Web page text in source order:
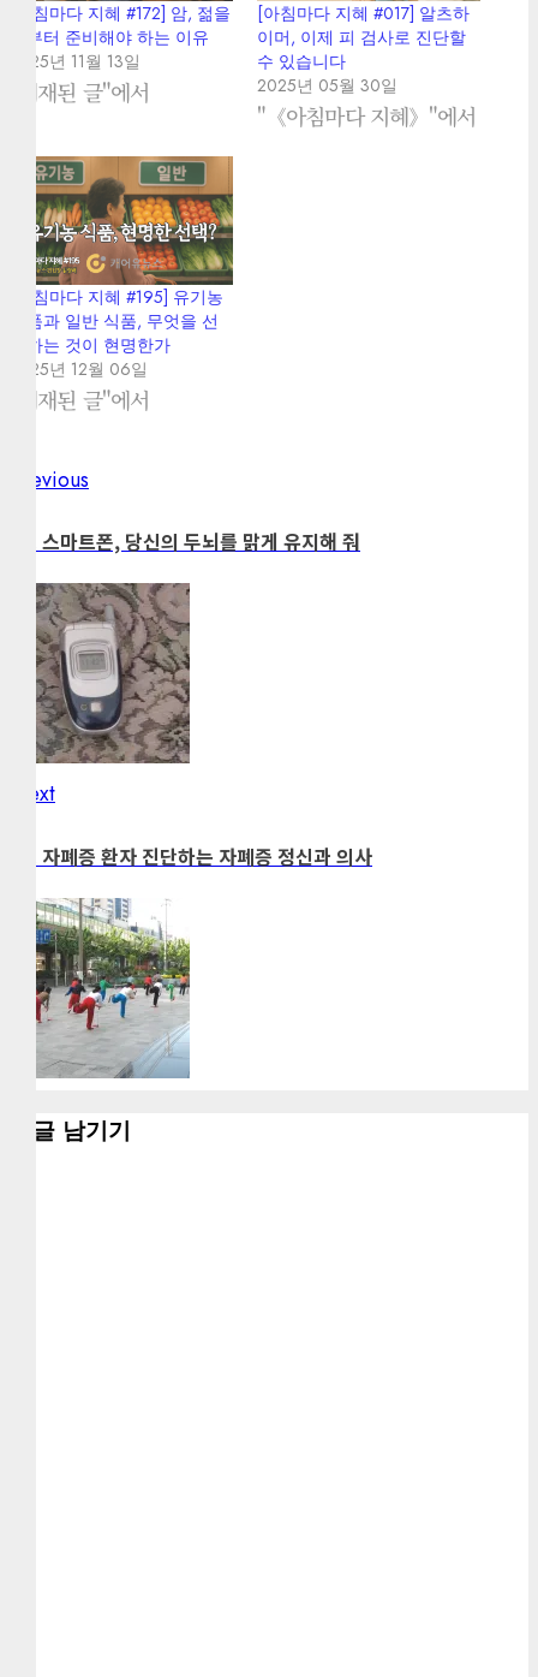
[아침마다 지혜 #172] 암, 젊을
때부터 준비해야 하는 이유
2025년 11월 13일
"게재된 글"에서
[아침마다 지혜 #017] 알츠하
이머, 이제 피 검사로 진단할
수 있습니다
2025년 05월 30일
"《아침마다 지혜》"에서
[아침마다 지혜 #195] 유기농
식품과 일반 식품, 무엇을 선
택하는 것이 현명한가
2025년 12월 06일
"게재된 글"에서
Post
navigation
Previous
68. 스마트폰, 당신의 두뇌를 맑게 유지해 줘
NextNext
70. 자폐증 환자 진단하는 자폐증 정신과 의사
댓글 남기기